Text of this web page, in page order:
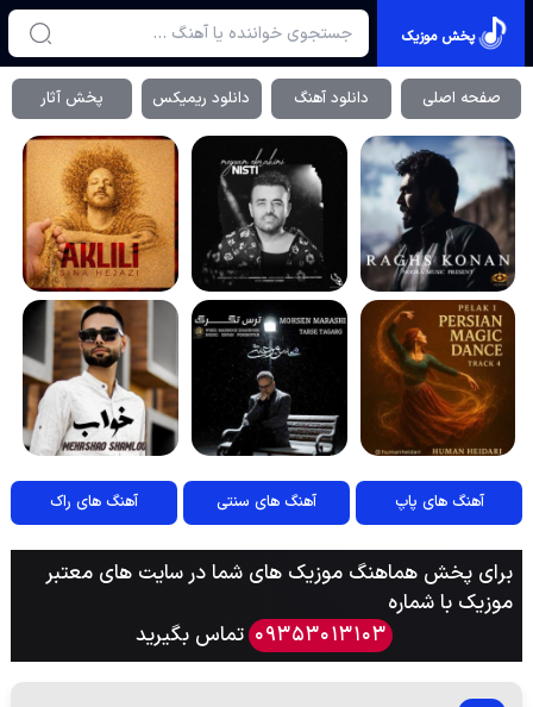
پخش موزیک
صفحه اصلی دانلود آهنگ دانلود ریمیکس پخش آثار
آهنگ های پاپ آهنگ های سنتی آهنگ های راک
برای پخش هماهنگ موزیک های شما در سایت های معتبر
موزیک با شماره
09353013103 تماس بگیرید